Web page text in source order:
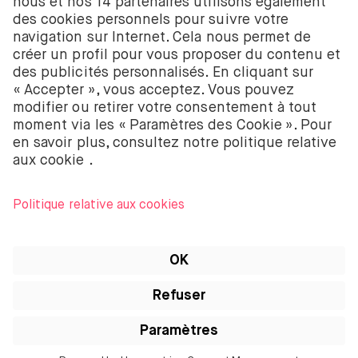
58403949. BUX B.V. est autorisé et réglementé par
l’Autorité néerlandaise des marchés financiers
(Autoriteit Financiële Markten – AFM).
BUX B.V. ne fournit pas de conseils d’investissement
et les investisseurs individuels doivent prendre leurs
propres décisions ou chercher des conseils
indépendants. Investir comporte des risques. La
valeur des investissements peut augmenter ou
investissement.
iTunes sont des marques d’Apple Inc. enregistrées
marque d’Apple Inc. App Store est une marque de